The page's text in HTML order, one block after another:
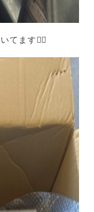
てます💁‍♀️